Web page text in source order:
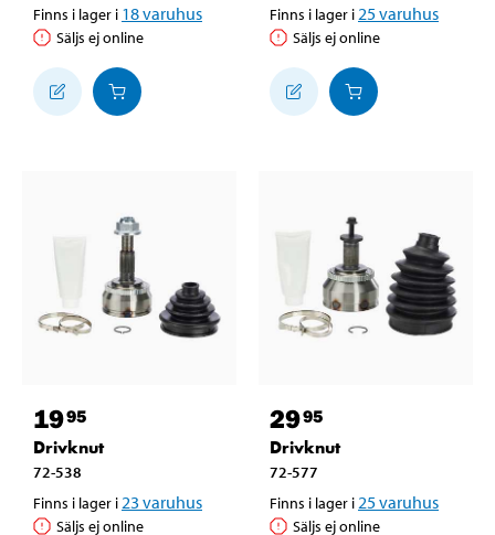
Finns i lager i 18varuhus
Säljs ej online
Finns i lager i 25varuhus
Säljs ej online
1995
Drivknut
72-538
Finns i lager i 23 varuhus
Säljs ej online
2995
Drivknut
72-577
Finns i lager i 25varuhus
Säljs ej online